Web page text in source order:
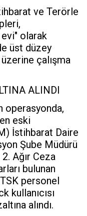
ve Terörle
olarak
üst düzey
çalışma
ALINDI
operasyonda,
eski
İstihbarat Daire
Şube Müdürü
Ağır Ceza
bulunan
personel
kullanıcısı
alındı.